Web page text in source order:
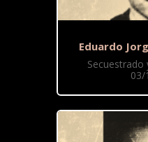
Eduardo
Secuestrado
03/